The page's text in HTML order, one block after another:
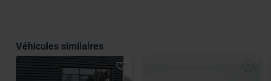
Véhicules similaires